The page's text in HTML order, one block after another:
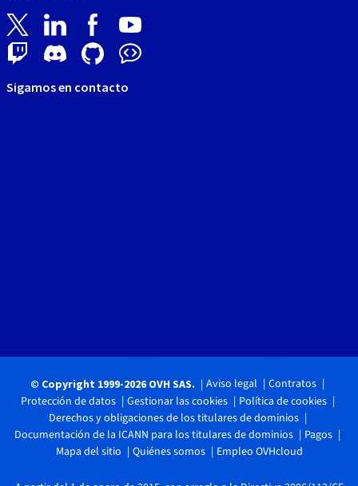
Sigamos en contacto
© Copyright 1999-2026 OVH SAS. Aviso legal
Contratos
Protección de datos
Gestionar las cookies
Política de cookies
Derechos y obligaciones de los titulares de dominios
Documentación de la ICANN para los titulares de dominios
Pagos
Mapa del sitio
Quiénes somos Empleo OVHcloud